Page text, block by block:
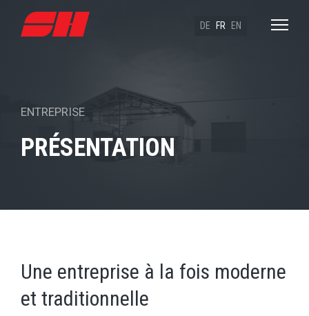
DE FR EN
ENTREPRISE
PRÉSENTATION
Une entreprise à la fois moderne
et traditionnelle